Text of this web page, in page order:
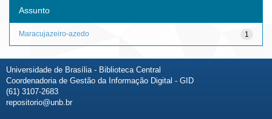
Assunto
1
Maracujazeiro-azedo
Universidade de Brasília - Biblioteca Central
Coordenadoria de Gestão da Informação Digital - GID
(61) 3107-2683
repositorio@unb.br